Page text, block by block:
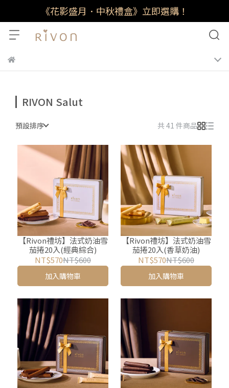
《花影盛月．中秋禮盒》立即選購！
RIVON Salut
預設排序 共 41 件商品
【Rivon禮坊】法式奶油雪
茄捲20入(經典綜合)
NT$570NT$600
加入購物車
【Rivon禮坊】法式奶油雪
茄捲20入(香草奶油)
NT$570NT$600
加入購物車